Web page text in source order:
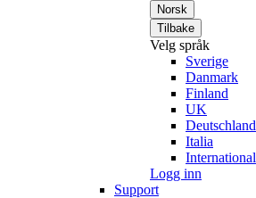
Norsk
Tilbake
Velg språk
Sverige
Danmark
Finland
UK
Deutschland
Italia
International
Logg inn
Support